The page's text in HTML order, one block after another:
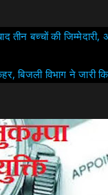
तीन बच्चों की
बिजली विभाग ने जारी